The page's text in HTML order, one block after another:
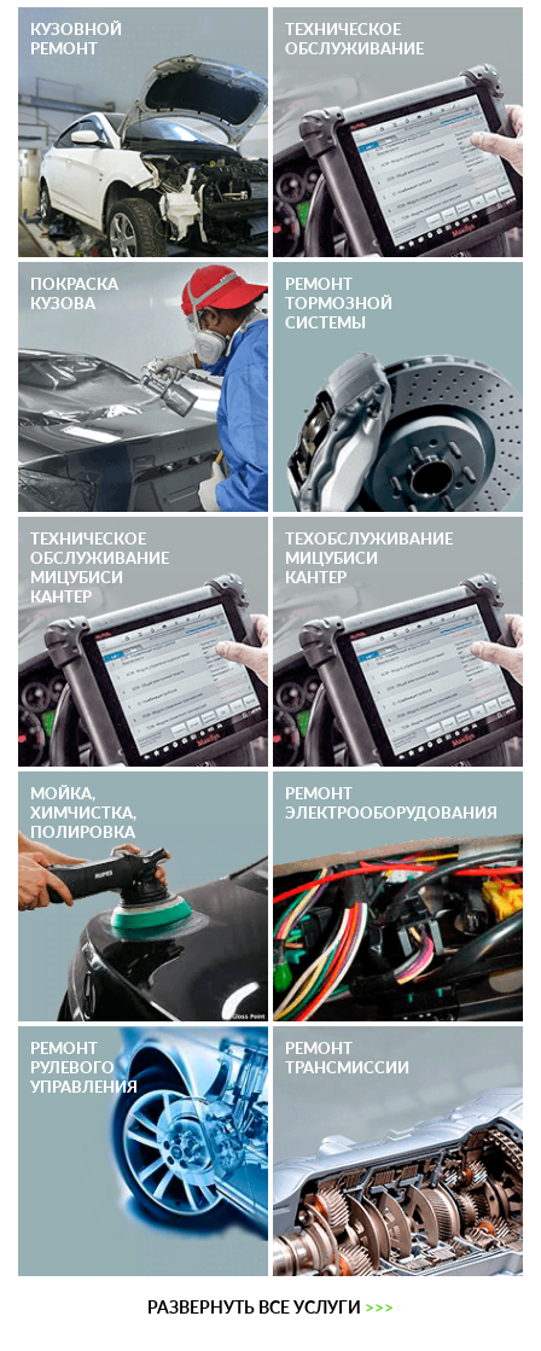
КУЗОВНОЙ
РЕМОНТ
ТЕХНИЧЕСКОЕ
ОБСЛУЖИВАНИЕ
ПОКРАСКА
КУЗОВА
РЕМОНТ
ТОРМОЗНОЙ
СИСТЕМЫ
ТЕХНИЧЕСКОЕ
ОБСЛУЖИВАНИЕ
МИЦУБИСИ
КАНТЕР
ТЕХОБСЛУЖИВАНИЕ
МИЦУБИСИ
КАНТЕР
МОЙКА,
ХИМЧИСТКА,
ПОЛИРОВКА
РЕМОНТ
ЭЛЕКТРО­ОБОРУДОВАНИЯ
РЕМОНТ
РУЛЕВОГО
УПРАВЛЕНИЯ
РЕМОНТ
ТРАНСМИССИИ
РАЗВЕРНУТЬ ВСЕ УСЛУГИ >>>